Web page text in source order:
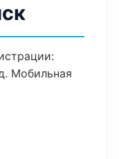
Мобильная